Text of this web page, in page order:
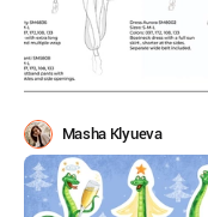
Masha Klyueva